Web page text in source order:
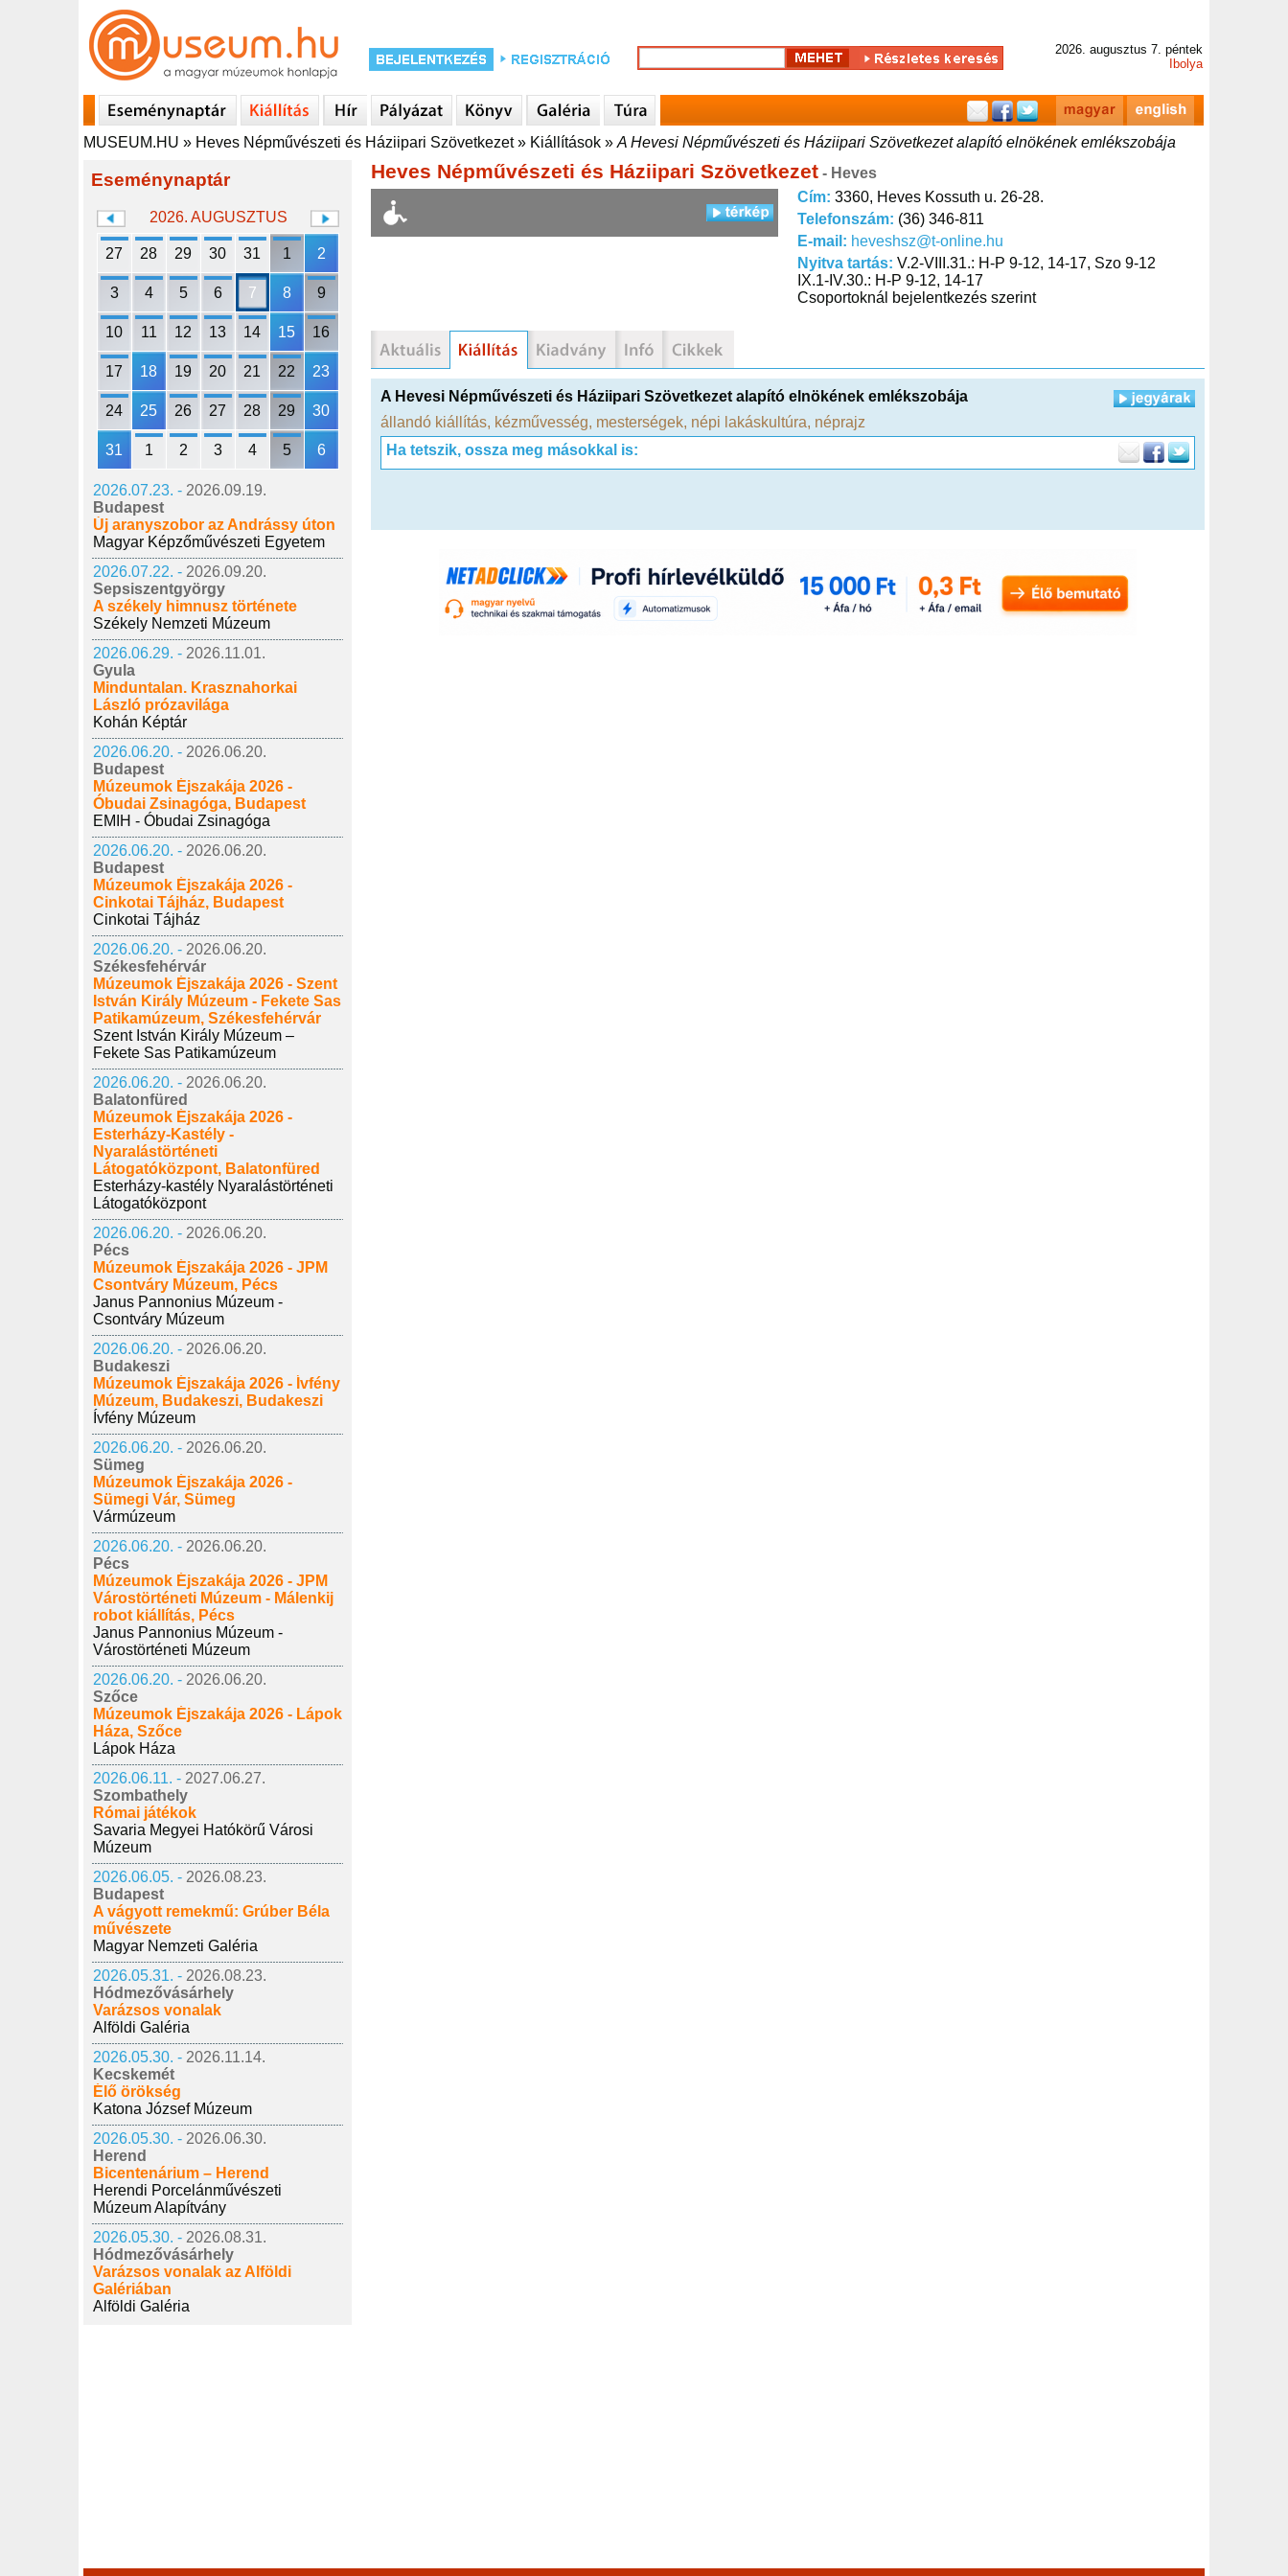
2026. augusztus 7. péntek
Ibolya
MUSEUM.HU » Heves Népművészeti és Háziipari Szövetkezet» Kiállítások » A Hevesi Népművészeti és Háziipari Szövetkezet alapító elnökének emlékszobája
Eseménynaptár
2026. AUGUSZTUS
27 28 29 30 31 1 2
3 4 5 6 7 8 9
10 11 12 13 14 15 16
17 18 19 20 21 22 23
24 25 26 27 28 29 30
31 1 2 3 4 5 6
2026.07.23. - 2026.09.19.
Budapest
Új aranyszobor az Andrássy úton
Magyar Képzőművészeti Egyetem
2026.07.22. - 2026.09.20.
Sepsiszentgyörgy
A székely himnusz története
Székely Nemzeti Múzeum
2026.06.29. - 2026.11.01.
Gyula
Minduntalan. Krasznahorkai
László prózavilága
Kohán Képtár
2026.06.20. - 2026.06.20.
Budapest
Múzeumok Éjszakája 2026 -
Óbudai Zsinagóga, Budapest
EMIH - Óbudai Zsinagóga
2026.06.20. - 2026.06.20.
Budapest
Múzeumok Éjszakája 2026 -
Cinkotai Tájház, Budapest
Cinkotai Tájház
2026.06.20. - 2026.06.20.
Székesfehérvár
Múzeumok Éjszakája 2026 - Szent
István Király Múzeum - Fekete Sas
Patikamúzeum, Székesfehérvár
Szent István Király Múzeum –
Fekete Sas Patikamúzeum
2026.06.20. - 2026.06.20.
Balatonfüred
Múzeumok Éjszakája 2026 -
Esterházy-Kastély -
Nyaralástörténeti
Látogatóközpont, Balatonfüred
Esterházy-kastély Nyaralástörténeti
Látogatóközpont
2026.06.20. - 2026.06.20.
Pécs
Múzeumok Éjszakája 2026 - JPM
Csontváry Múzeum, Pécs
Janus Pannonius Múzeum -
Csontváry Múzeum
2026.06.20. - 2026.06.20.
Budakeszi
Múzeumok Éjszakája 2026 - Ívfény
Múzeum, Budakeszi, Budakeszi
Ívfény Múzeum
2026.06.20. - 2026.06.20.
Sümeg
Múzeumok Éjszakája 2026 -
Sümegi Vár, Sümeg
Vármúzeum
2026.06.20. - 2026.06.20.
Pécs
Múzeumok Éjszakája 2026 - JPM
Várostörténeti Múzeum - Málenkij
robot kiállítás, Pécs
Janus Pannonius Múzeum -
Várostörténeti Múzeum
2026.06.20. - 2026.06.20.
Szőce
Múzeumok Éjszakája 2026 - Lápok
Háza, Szőce
Lápok Háza
2026.06.11. - 2027.06.27.
Szombathely
Római játékok
Savaria Megyei Hatókörű Városi
Múzeum
2026.06.05. - 2026.08.23.
Budapest
A vágyott remekmű: Grúber Béla
művészete
Magyar Nemzeti Galéria
2026.05.31. - 2026.08.23.
Hódmezővásárhely
Varázsos vonalak
Alföldi Galéria
2026.05.30. - 2026.11.14.
Kecskemét
Élő örökség
Katona József Múzeum
2026.05.30. - 2026.06.30.
Herend
Bicentenárium – Herend
Herendi Porcelánművészeti
Múzeum Alapítvány
2026.05.30. - 2026.08.31.
Hódmezővásárhely
Varázsos vonalak az Alföldi
Galériában
Alföldi Galéria
Heves Népművészeti és Háziipari Szövetkezet - Heves
Cím: 3360, Heves Kossuth u. 26-28.
Telefonszám: (36) 346-811
E-mail: heveshsz@t-online.hu
Nyitva tartás: V.2-VIII.31.: H-P 9-12, 14-17, Szo 9-12
IX.1-IV.30.: H-P 9-12, 14-17
Csoportoknál bejelentkezés szerint
A Hevesi Népművészeti és Háziipari Szövetkezet alapító elnökének emlékszobája
állandó kiállítás, kézművesség, mesterségek, népi lakáskultúra, néprajz
Ha tetszik, ossza meg másokkal is: